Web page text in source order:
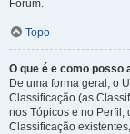
Fórum.
Topo
O que é e como
De uma forma geral, o
Classificação (as
nos Tópicos e no Perfil,
Classificação